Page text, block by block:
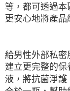
等，都可透過本
更安心地將產品
給男性外部私密
建立更完整的
液，將抗菌淨